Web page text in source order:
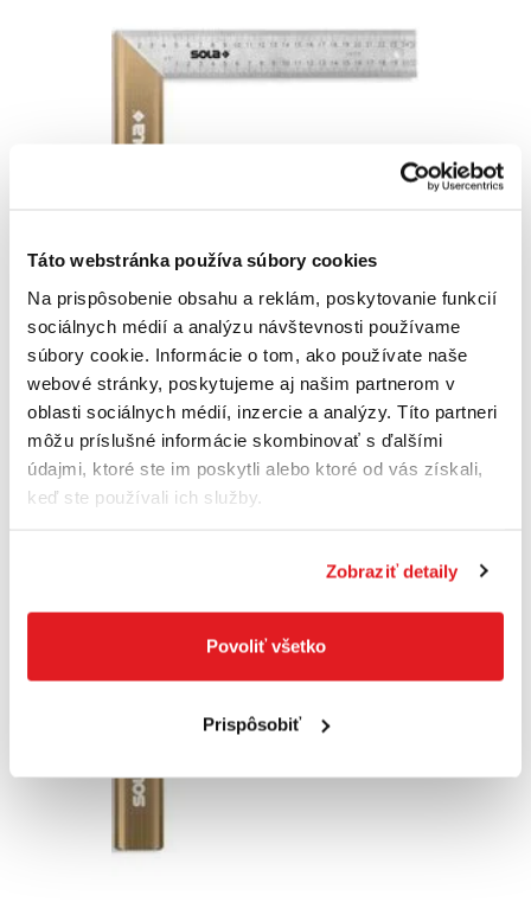
Táto webstránka používa súbory cookies
Na prispôsobenie obsahu a reklám, poskytovanie funkcií
sociálnych médií a analýzu návštevnosti používame
súbory cookie. Informácie o tom, ako používate naše
webové stránky, poskytujeme aj našim partnerom v
oblasti sociálnych médií, inzercie a analýzy. Títo partneri
môžu príslušné informácie skombinovať s ďalšími
údajmi, ktoré ste im poskytli alebo ktoré od vás získali,
keď ste používali ich služby.
Zobraziť detaily
Povoliť všetko
Prispôsobiť
SOLA 56012501 Uholník stolársky SRB 500
56012501
21,50 €
17,48 €bez DPH
Posledné 3 kusy